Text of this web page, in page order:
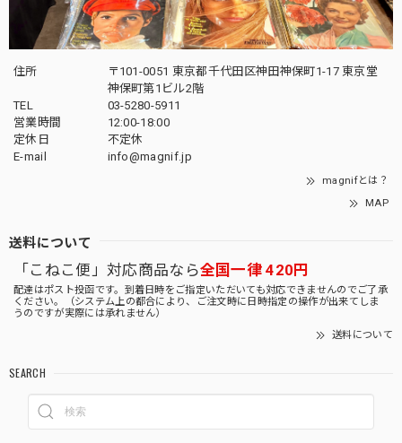
住所
〒101-0051 東京都千代田区神田神保町1-17 東京堂
神保町第1ビル2階
TEL
03-5280-5911
営業時間
12:00-18:00
定休日
不定休
E-mail
info@magnif.jp
magnifとは？
MAP
送料について
「こねこ便」対応商品なら全国一律 420円
配達はポスト投函です。到着日時をご指定いただいても対応できませんのでご了承
ください。（システム上の都合により、ご注文時に日時指定の操作が出来てしま
うのですが実際には承れません）
送料について
SEARCH